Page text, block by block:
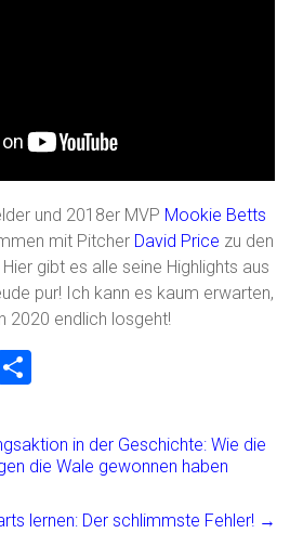
und 2018er MVP Mookie Betts
mit Pitcher David Price zu den
gibt es alle seine Highlights aus
pur! Ich kann es kaum erwarten,
2020 endlich losgeht!
Pr
e
n
in der Geschichte: Wie die
die Wale gewonnen haben
lernen: Der schlimmste Fehler! →